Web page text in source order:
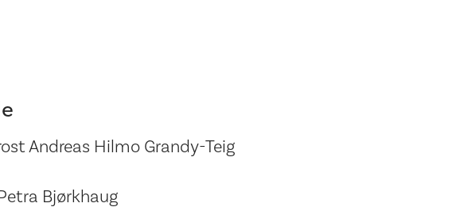
Andreas Hilmo Grandy-Teig
Bjørkhaug